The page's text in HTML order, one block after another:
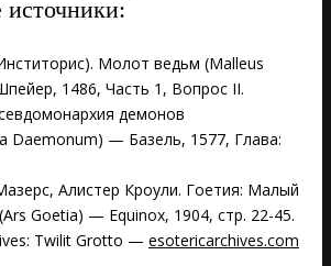
источники:
. Молот ведьм (Malleus
, 1486, Часть 1, Вопрос II.
демонов
Daemonum) — Базель, 1577, Глава:
Алистер Кроули. Гоетия: Малый
Goetia) — Equinox, 1904, стр. 22-45.
Twilit Grotto — esotericarchives.com